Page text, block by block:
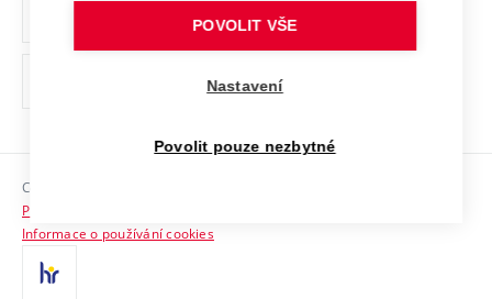
Ochrana osobních údajů
odkaz)
Sociální bezpečí
HR Award
Kontakty
Copyright © 2026 VUT
Prohlášení o přístupnosti
Informace o používání cookies
POVOLIT VŠE
Nastavení
Povolit pouze nezbytné